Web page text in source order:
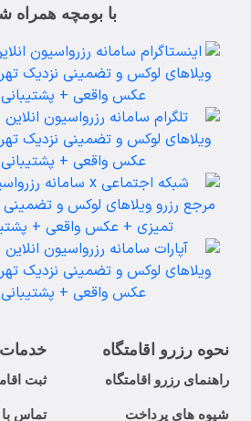
با بومچه همراه
نحوه رزرو اقامتگاه
راهنمای رزرو اقامتگاه
شیوه های پرداخت
ثبت
تماس با